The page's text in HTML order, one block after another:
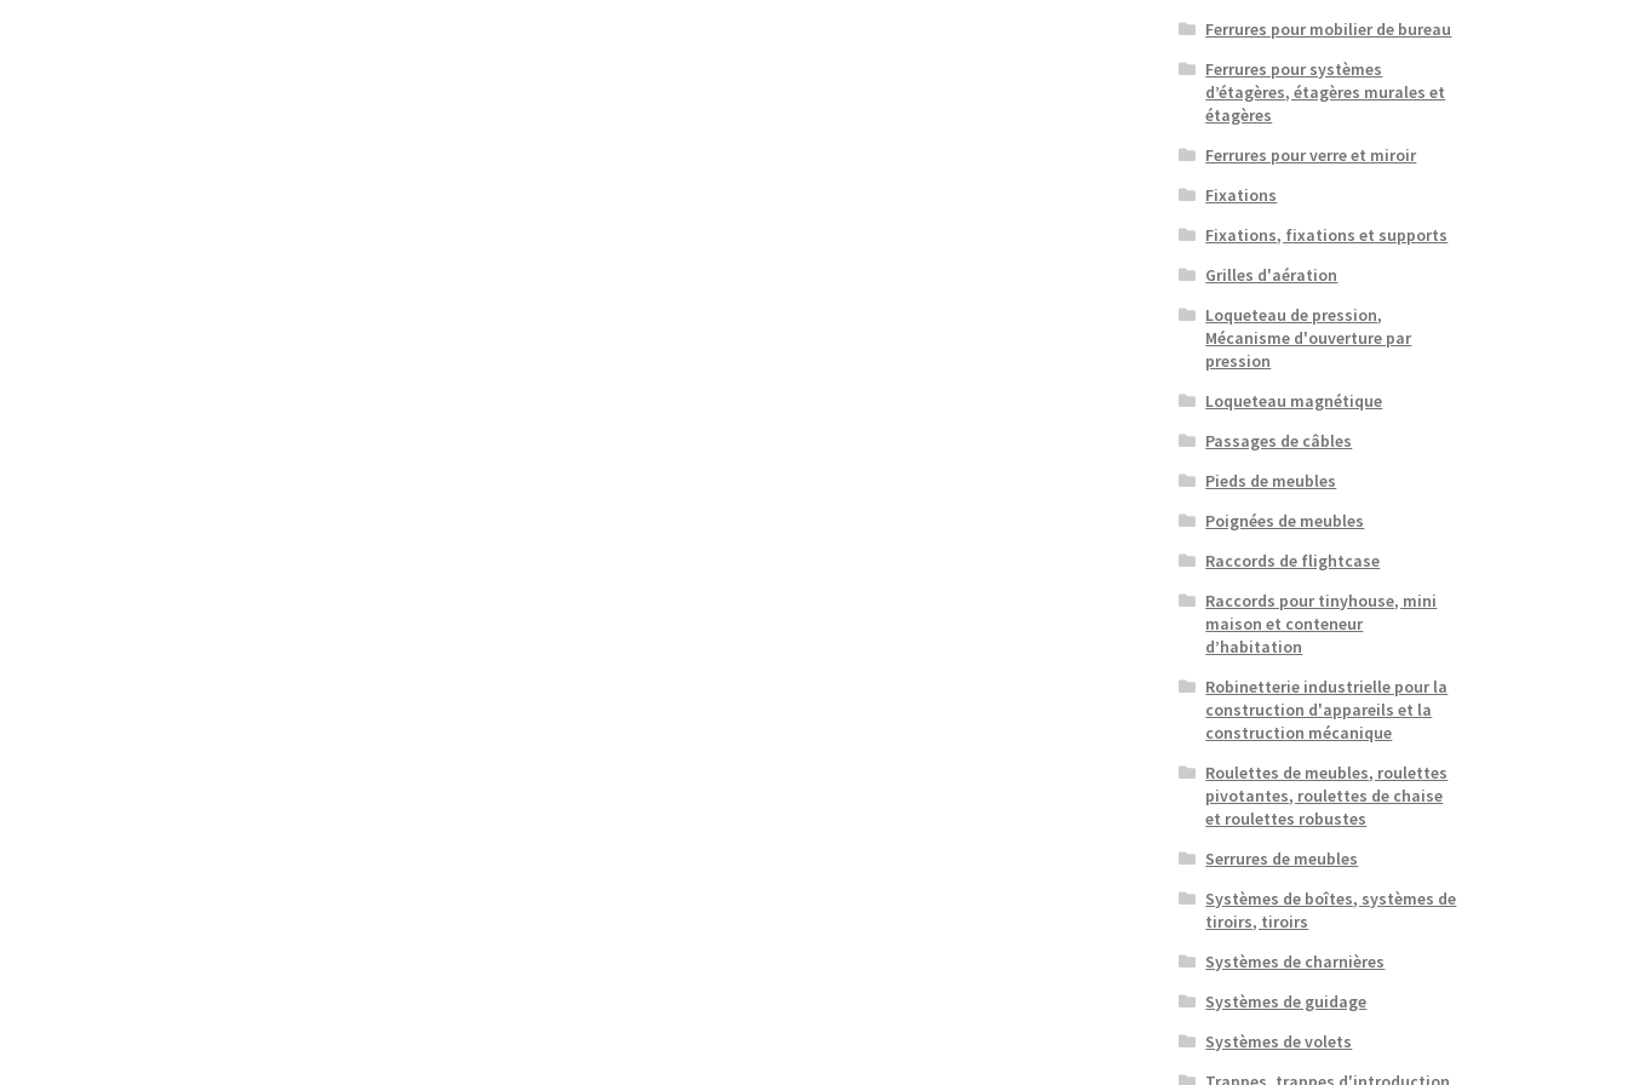
Ferrures pour mobilier de bureau
Ferrures pour systèmes
d’étagères, étagères murales et
étagères
Ferrures pour verre et miroir
Fixations
Fixations, fixations et supports
Grilles d'aération
Loqueteau de pression,
Mécanisme d'ouverture par
pression
Loqueteau magnétique
Passages de câbles
Pieds de meubles
Poignées de meubles
Raccords de flightcase
Raccords pour tinyhouse, mini
maison et conteneur
d’habitation
Robinetterie industrielle pour la
construction d'appareils et la
construction mécanique
Roulettes de meubles, roulettes
pivotantes, roulettes de chaise
et roulettes robustes
Serrures de meubles
Systèmes de boîtes, systèmes de
tiroirs, tiroirs
Systèmes de charnières
Systèmes de guidage
Systèmes de volets